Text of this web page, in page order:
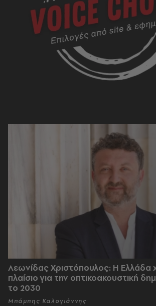
Λεωνίδας Χριστόπουλος: Η Ελλάδα
πλαίσιο για την οπτικοακουστική
το 2030
Μπάμπης Καλογιάννης